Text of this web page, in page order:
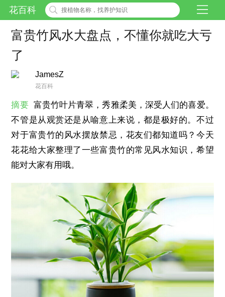
花百科
富贵竹风水大盘点，不懂你就吃大亏
了
JamesZ
花百科
摘要 富贵竹叶片青翠，秀雅柔美，深受人们的喜爱。
不管是从观赏还是从喻意上来说，都是极好的。不过
对于富贵竹的风水摆放禁忌，花友们都知道吗？今天
花花给大家整理了一些富贵竹的常见风水知识，希望
能对大家有用哦。